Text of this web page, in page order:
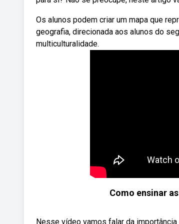
Os alunos podem criar um mapa que
geografia, direcionada aos alunos do
multiculturalidade.
Como ensinar
Nesse vídeo vamos falar da